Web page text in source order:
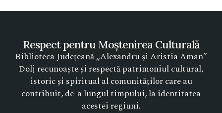
Respect pentru Moștenirea Culturală
Biblioteca Județeană „Alexandru și Aristia Aman”
Dolj recunoaște și respectă patrimoniul cultural,
istoric și spiritual al comunităților care au
contribuit, de-a lungul timpului, la identitatea
acestei regiuni.